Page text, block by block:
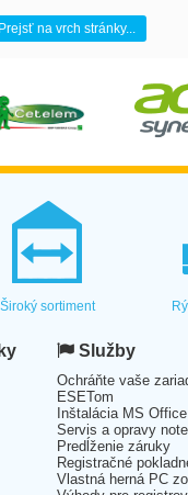
Prejsť na vrch stránky...
Široký sortiment
Služby
Ochráňte vaše
ESETom
Inštalácia MS Office
Servis a opravy
Predĺženie záruky
Registračné
Vlastná herná PC